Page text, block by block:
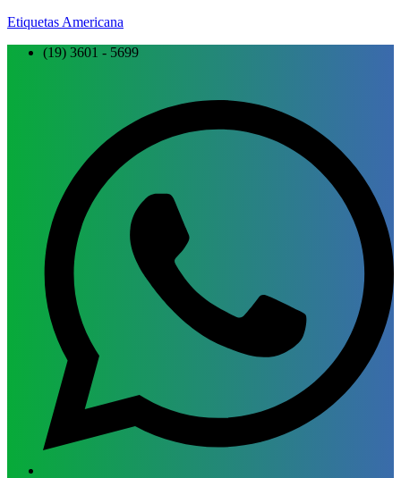
Etiquetas Americana
(19) 3601 - 5699